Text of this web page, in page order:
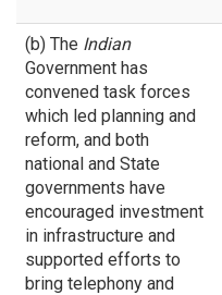
(b) The Indian
Government has
convened task forces
which led planning and
reform, and both
national and State
governments have
encouraged investment
in infrastructure and
supported efforts to
bring telephony and